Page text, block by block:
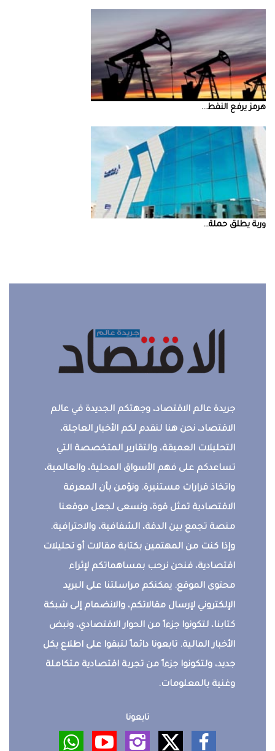
‮‬هرمز‮‬‭ ‬يرفع‭ ‬النفط‭ ...
‮‬وربة‮‬‭ ‬يطلق‭ ‬حملة‭ ...
جريدة عالم الاقتصاد، وجهتكم الجديدة في عالم
الاقتصاد، نحن هنا لنقدم لكم الأخبار العاجلة،
التحليلات العميقة، والتقارير المتخصصة التي
تساعدكم على فهم الأسواق المحلية، والعالمية،
واتخاذ قرارات مستنيرة. ونؤمن بأن المعرفة
الاقتصادية تمثل قوة، ونسعى لجعل موقعنا
منصة تجمع بين الدقة، الشفافية، والاحترافية.
وإذا كنت من المهتمين بكتابة مقالات أو تحليلات
اقتصادية، فنحن نرحب بمساهماتكم لإثراء
محتوى الموقع. يمكنكم مراسلتنا على البريد
الإلكتروني لإرسال مقالاتكم، والانضمام إلى شبكة
كتابنا، لتكونوا جزءاً من الحوار الاقتصادي، ونبض
الأخبار المالية. تابعونا دائماً لتبقوا على اطلاع بكل
جديد، ولتكونوا جزءاً من تجربة اقتصادية متكاملة
وغنية بالمعلومات.
تابعونا